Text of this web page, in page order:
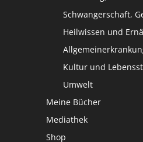
Schwangerschaft,
Heilwissen und
Kultur und
Umwelt
Meine Bücher
Mediathek
Shop